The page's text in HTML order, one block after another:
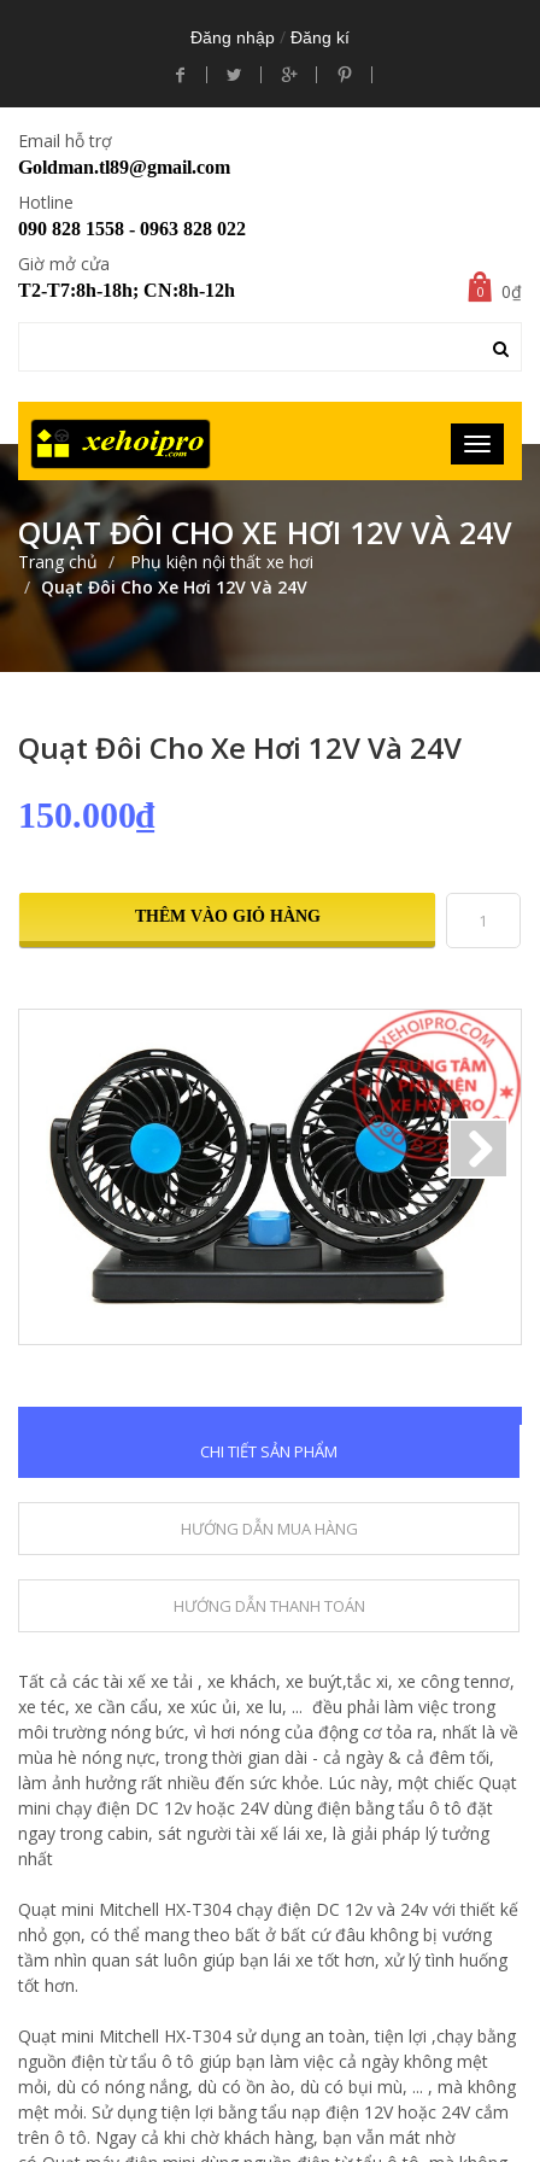
Đăng nhập / Đăng kí
Email hỗ trợ
Goldman.tl89@gmail.com
Hotline
090 828 1558 - 0963 828 022
Giờ mở cửa
T2-T7:8h-18h; CN:8h-12h 0 0₫
QUẠT ĐÔI CHO XE HƠI 12V VÀ 24V
Trang chủ
Phụ kiện nội thất xe hơi
Quạt Đôi Cho Xe Hơi 12V Và 24V
Quạt Đôi Cho Xe Hơi 12V Và 24V
150.000₫
THÊM VÀO GIỎ HÀNG
Next
CHI TIẾT SẢN PHẨM
HƯỚNG DẪN MUA HÀNG
HƯỚNG DẪN THANH TOÁN
Tất cả các tài xế xe tải , xe khách, xe buýt,tắc xi, xe công tennơ,
xe téc, xe cần cẩu, xe xúc ủi, xe lu, ... đều phải làm việc trong
môi trường nóng bức, vì hơi nóng của động cơ tỏa ra, nhất là về
mùa hè nóng nực, trong thời gian dài - cả ngày & cả đêm tối,
làm ảnh hưởng rất nhiều đến sức khỏe. Lúc này, một chiếc Quạt
mini chạy điện DC 12v hoặc 24V dùng điện bằng tẩu ô tô đặt
ngay trong cabin, sát người tài xế lái xe, là giải pháp lý tưởng
nhất
Quạt mini Mitchell HX-T304 chạy điện DC 12v và 24v với thiết kế
nhỏ gọn, có thể mang theo bất ở bất cứ đâu không bị vướng
tầm nhìn quan sát luôn giúp bạn lái xe tốt hơn, xử lý tình huống
tốt hơn.
Quạt mini Mitchell HX-T304 sử dụng an toàn, tiện lợi ,chạy bằng
nguồn điện từ tẩu ô tô giúp bạn làm việc cả ngày không mệt
mỏi, dù có nóng nắng, dù có ồn ào, dù có bụi mù, ... , mà không
mệt mỏi. Sử dụng tiện lợi bằng tẩu nạp điện 12V hoặc 24V cắm
trên ô tô. Ngay cả khi chờ khách hàng, bạn vẫn mát nhờ